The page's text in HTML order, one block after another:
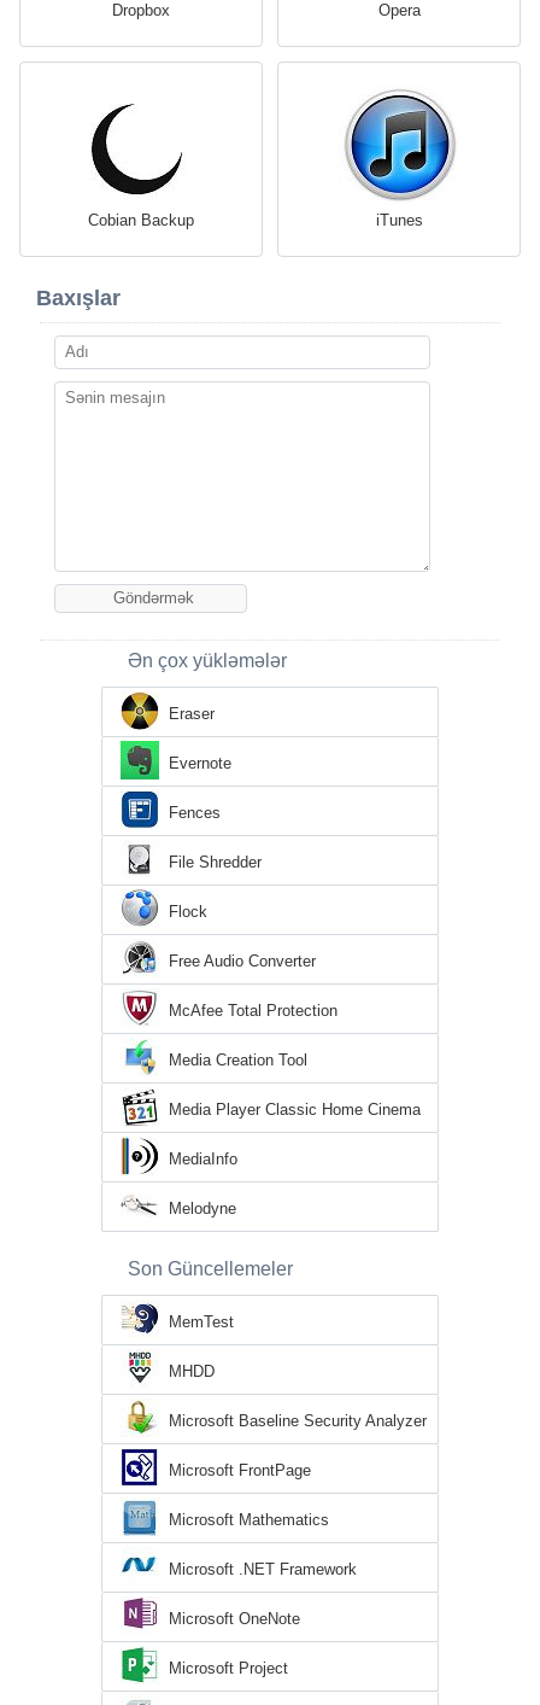
Dropbox Opera
Cobian Backup iTunes
Baxışlar
Ən çox yükləmələr
Eraser
Evernote
Fences
File Shredder
Flock
Free Audio Converter
McAfee Total Protection
Media Creation Tool
Media Player Classic Home Cinema
MediaInfo
Melodyne
Son Güncellemeler
MemTest
MHDD
Microsoft Baseline Security Analyzer
Microsoft FrontPage
Microsoft Mathematics
Microsoft .NET Framework
Microsoft OneNote
Microsoft Project